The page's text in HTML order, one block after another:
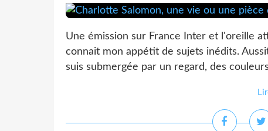
Une émission sur France Inter et l'oreille
connait mon appétit de sujets inédits.
suis submergée par un regard, des